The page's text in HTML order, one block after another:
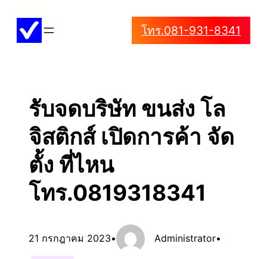
โทร.081-931-8341
รับจดบริษัท ขนส่ง โล
จิสติกส์ เปิดการค้า จัด
ตั้ง ที่ไหน
โทร.0819318341
21 กรกฎาคม 2023• Administrator•